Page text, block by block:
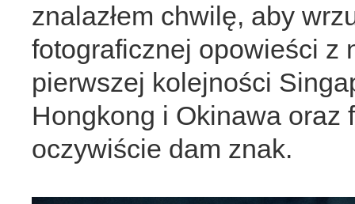
znalazłem chwilę, aby
fotograficznej opowieści z
pierwszej kolejności
Hongkong i Okinawa oraz
oczywiście dam znak.